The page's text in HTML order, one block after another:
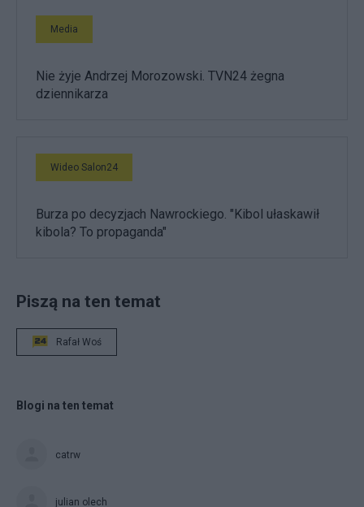
Media
Nie żyje Andrzej Morozowski. TVN24 żegna
dziennikarza
Wideo Salon24
Burza po decyzjach Nawrockiego. "Kibol ułaskawił
kibola? To propaganda"
Piszą na ten temat
Rafał Woś
Blogi na ten temat
catrw
julian olech